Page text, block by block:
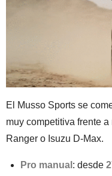
El Musso Sports se
muy competitiva frente
Ranger o Isuzu D-Max.
Pro manual : desde